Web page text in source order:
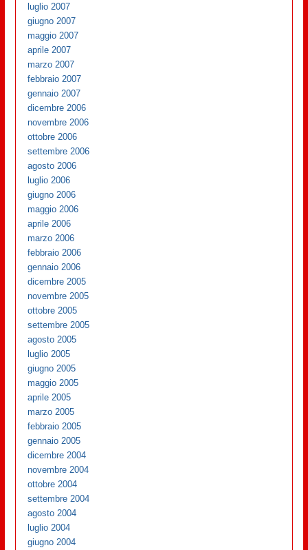
luglio 2007
giugno 2007
maggio 2007
aprile 2007
marzo 2007
febbraio 2007
gennaio 2007
dicembre 2006
novembre 2006
ottobre 2006
settembre 2006
agosto 2006
luglio 2006
giugno 2006
maggio 2006
aprile 2006
marzo 2006
febbraio 2006
gennaio 2006
dicembre 2005
novembre 2005
ottobre 2005
settembre 2005
agosto 2005
luglio 2005
giugno 2005
maggio 2005
aprile 2005
marzo 2005
febbraio 2005
gennaio 2005
dicembre 2004
novembre 2004
ottobre 2004
settembre 2004
agosto 2004
luglio 2004
giugno 2004